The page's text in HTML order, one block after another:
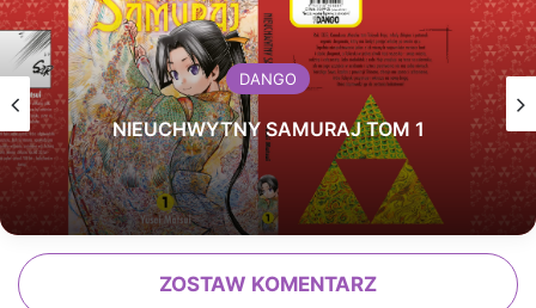
DANGO
NIEUCHWYTNY SAMURAJ TOM 1
ZOSTAW KOMENTARZ